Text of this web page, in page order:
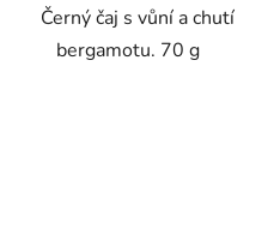
Černý čaj s vůní a chutí
bergamotu. 70 g